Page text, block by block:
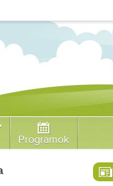
Programok